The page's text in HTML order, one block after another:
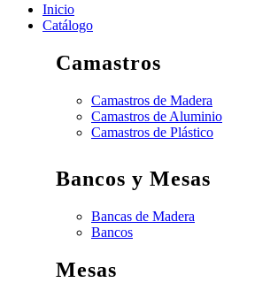
Inicio
Catálogo
Camastros
Camastros de Madera
Camastros de Aluminio
Camastros de Plástico
Bancos y Mesas
Bancas de Madera
Bancos
Mesas